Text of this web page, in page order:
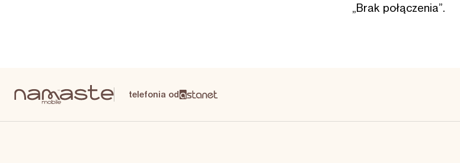
„Brak połączenia”.
telefonia od